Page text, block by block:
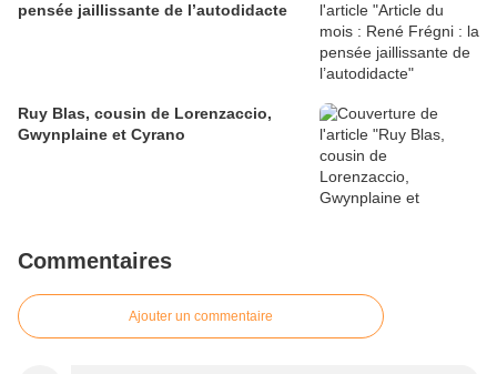
pensée jaillissante de l’autodidacte
Ruy Blas, cousin de Lorenzaccio,
Gwynplaine et Cyrano
Commentaires
Ajouter un commentaire